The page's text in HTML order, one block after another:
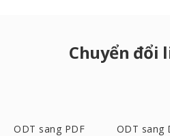
Chuyển đổi
ODT sang PDF ODT sang